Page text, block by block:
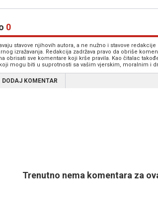
0
stavove njihovih autora, a ne nužno i stavove
izražavanja. Redakcija zadržava pravo da obriše
obrisati sve komentare koji krše pravila. Kao čitalac
mogu biti u suprotnosti sa vašim vjerskim, moralnim i
DODAJ KOMENTAR
Trenutno nema komentara za